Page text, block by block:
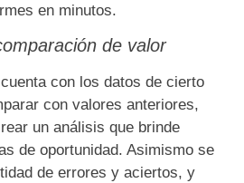
en minutos.
de valor
con los datos de cierto
con valores anteriores,
un análisis que brinde
de oportunidad. Asimismo se
de errores y aciertos, y